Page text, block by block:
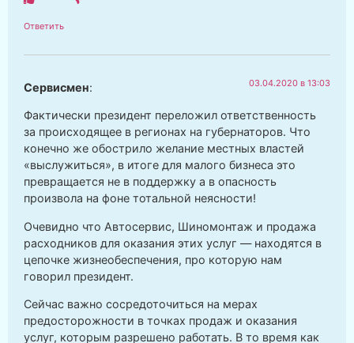
Ответить
Сервисмен: 03.04.2020 в 13:03
Фактически президент переложил ответственность
за происходящее в регионах на губернаторов. Что
конечно же обострило желание местных властей
«выслужиться», в итоге для малого бизнеса это
превращается не в поддержку а в опасность
произвола на фоне тотальной неясности!
Очевидно что Автосервис, Шиномонтаж и продажа
расходников для оказания этих услуг — находятся в
цепочке жизнеобеспечения, про которую нам
говорил президент.
Сейчас важно сосредоточиться на мерах
предосторожности в точках продаж и оказания
услуг, которым разрешено работать. В то время как